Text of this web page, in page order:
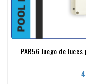
PAR56 Juego de